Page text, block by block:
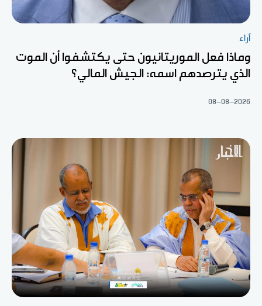
آراء
وماذا فعل الموريتانيون حتى يكتشفوا أن الموت
الذي يترصدهم اسمه: الجيش المالي؟
08-08-2026